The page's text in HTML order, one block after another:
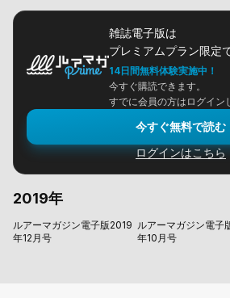
雑誌電子版は
プレミアムプラン限定
14日間無料体験実施中！
今すぐ購読できます。
すでに会員の方はログイン
今すぐ無料で読む
ログインはこちら
2019年
ルアーマガジン電子版2019
年12月号
ルアーマガジン電子
年10月号